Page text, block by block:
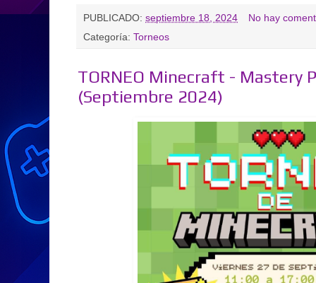
PUBLICADO: septiembre 18, 2024
No hay
Categoría: Torneos
TORNEO Minecraft - Mastery
(Septiembre 2024)